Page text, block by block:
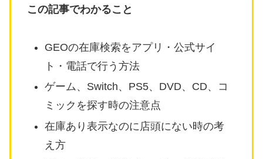
この記事でわかること
GEOの在庫検索をアプリ・公式サイ
ト・電話で行う方法
ゲーム、Switch、PS5、DVD、CD、コ
ミックを探す時の注意点
在庫あり表示なのに店頭にない時の考
え方